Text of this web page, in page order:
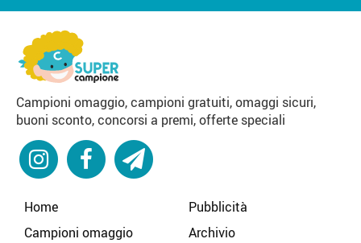
Campioni omaggio, campioni gratuiti, omaggi sicuri,
buoni sconto, concorsi a premi, offerte speciali
Home
Campioni omaggio
Pubblicità
Archivio